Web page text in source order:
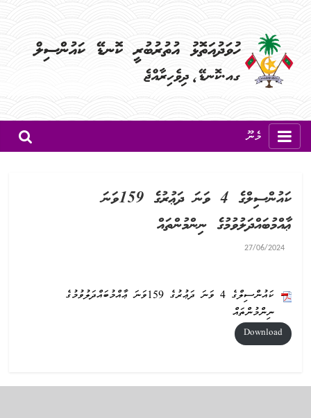
މެނޫ
ކައުންސިލްގެ 4 ވަނަ ދަޢުރުގެ 159ވަނަ
ޢާއްމުބައްދަލުވުމުގެ ނިންމުންތައް
27/06/2024
ކައުންސިލްގެ 4 ވަނަ ދަޢުރުގެ 159ވަނަ ޢާއްމުބައްދަލުވުމުގެ
ނިންމުންތައް
Download